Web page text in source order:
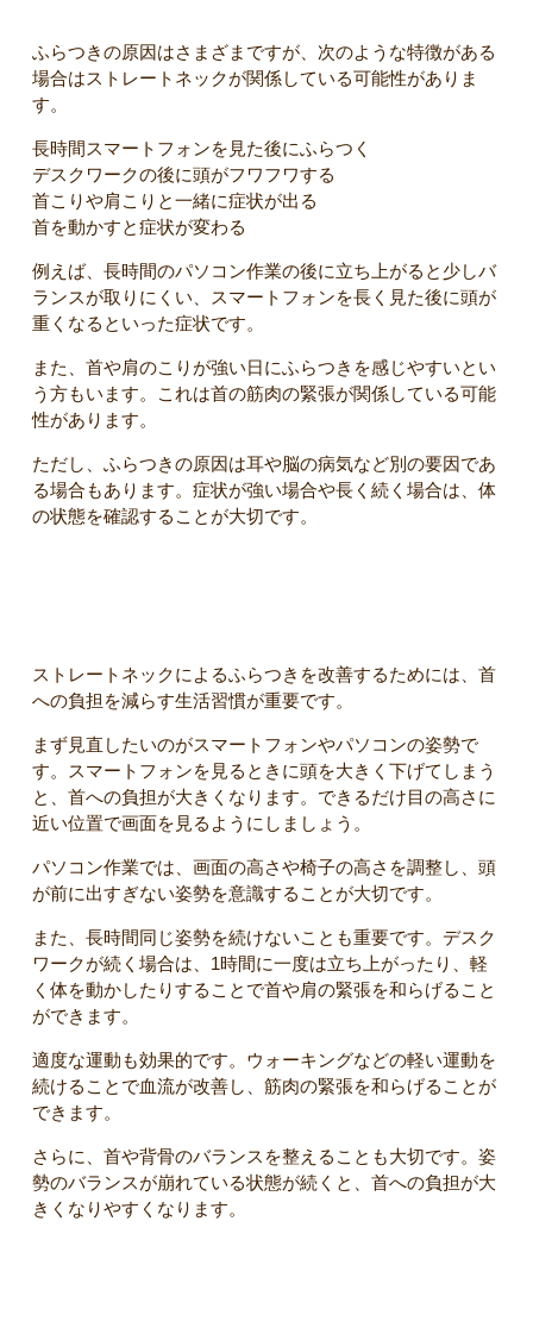
ふらつきの原因はさまざまですが、次のような特徴がある
場合はストレートネックが関係している可能性がありま
す。
長時間スマートフォンを見た後にふらつく
デスクワークの後に頭がフワフワする
首こりや肩こりと一緒に症状が出る
首を動かすと症状が変わる
例えば、長時間のパソコン作業の後に立ち上がると少しバ
ランスが取りにくい、スマートフォンを長く見た後に頭が
重くなるといった症状です。
また、首や肩のこりが強い日にふらつきを感じやすいとい
う方もいます。これは首の筋肉の緊張が関係している可能
性があります。
ただし、ふらつきの原因は耳や脳の病気など別の要因であ
る場合もあります。症状が強い場合や長く続く場合は、体
の状態を確認することが大切です。
ストレートネックによるふらつきを改善するためには、首
への負担を減らす生活習慣が重要です。
まず見直したいのがスマートフォンやパソコンの姿勢で
す。スマートフォンを見るときに頭を大きく下げてしまう
と、首への負担が大きくなります。できるだけ目の高さに
近い位置で画面を見るようにしましょう。
パソコン作業では、画面の高さや椅子の高さを調整し、頭
が前に出すぎない姿勢を意識することが大切です。
また、長時間同じ姿勢を続けないことも重要です。デスク
ワークが続く場合は、1時間に一度は立ち上がったり、軽
く体を動かしたりすることで首や肩の緊張を和らげること
ができます。
適度な運動も効果的です。ウォーキングなどの軽い運動を
続けることで血流が改善し、筋肉の緊張を和らげることが
できます。
さらに、首や背骨のバランスを整えることも大切です。姿
勢のバランスが崩れている状態が続くと、首への負担が大
きくなりやすくなります。